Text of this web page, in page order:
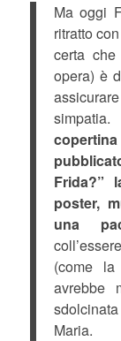
Ma oggi
ritratto
certa
opera) è
simpatia.
Frida?”
poster,
una
(come
avrebbe
Maria.